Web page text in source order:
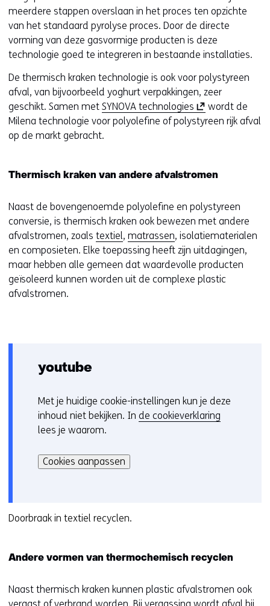
meerdere stappen overslaan in het proces ten opzichte
van het standaard pyrolyse proces. Door de directe
vorming van deze gasvormige producten is deze
technologie goed te integreren in bestaande installaties.
De thermisch kraken technologie is ook voor polystyreen
afval, van bijvoorbeeld yoghurt verpakkingen, zeer
geschikt. Samen met SYNOVA technologies (
o
t
n
n
i
e
u
w
(
v
a
r
wordt de
Milena technologie voor polyolefine of polystyreen rijk afval
op de markt gebracht.
Thermisch kraken van andere afvalstromen
Naast de bovengenoemde polyolefine en polystyreen
conversie, is thermisch kraken ook bewezen met andere
afvalstromen, zoals textiel , matrassen, isolatiematerialen
en composieten. Elke toepassing heeft zijn uitdagingen,
maar hebben alle gemeen dat waardevolle producten
geïsoleerd kunnen worden uit de complexe plastic
afvalstromen.
youtube
C
o
o
i
o
e
r
w
Met je huidige cookie-instellingen kun je deze
inhoud niet bekijken. In de cookieverklaring
lees je waarom.
kan
het
cookies
website
toegestaan
of
Cookies aanpassen
Doorbraak in textiel recyclen.
Andere vormen van thermochemisch recyclen
Naast thermisch kraken kunnen plastic afvalstromen ook